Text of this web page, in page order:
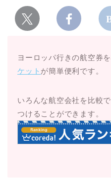
ヨーロッパ行きの航空券
ケット が簡単便利です。
いろんな航空会社を比較
つけることができます。